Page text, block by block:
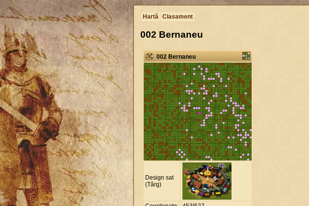
Hartă Clasament
002 Bernaneu
002 Bernaneu
Design sat
(Târg)